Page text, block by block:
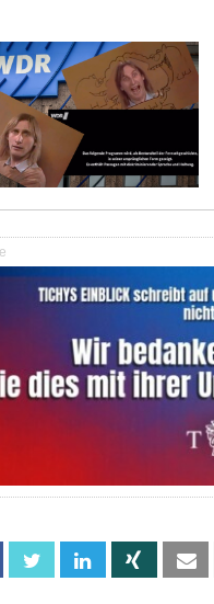
Facebook Twitter Linkedin Xing